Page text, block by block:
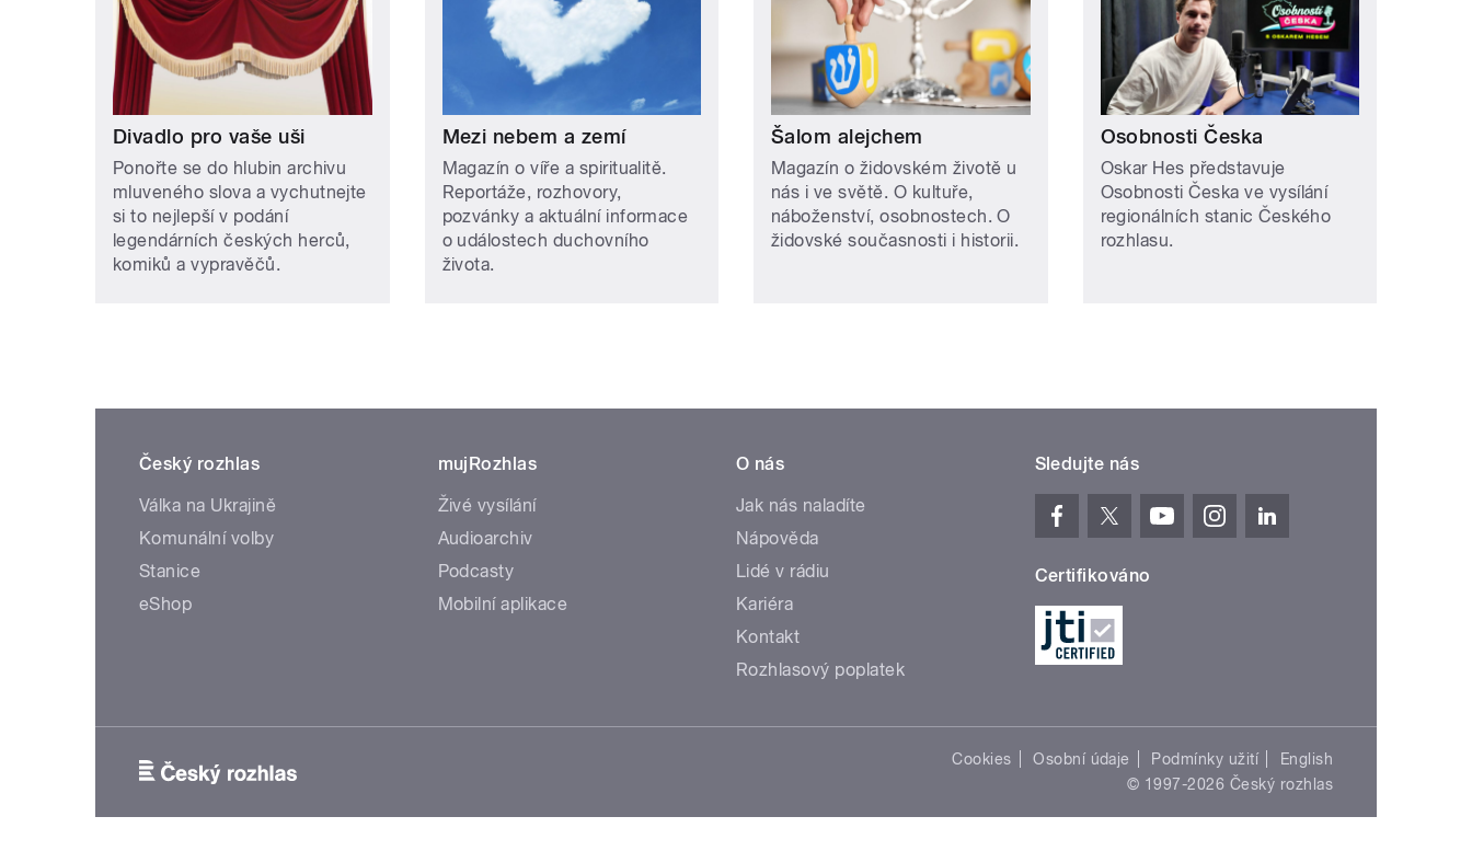
Divadlo pro vaše uši
Ponořte se do hlubin archivu
mluveného slova a vychutnejte
si to nejlepší v podání
legendárních českých herců,
komiků a vypravěčů.
Mezi nebem a zemí
Magazín o víře a spiritualitě.
Reportáže, rozhovory,
pozvánky a aktuální informace
o událostech duchovního
života.
Šalom alejchem
Magazín o židovském životě u
nás i ve světě. O kultuře,
náboženství, osobnostech. O
židovské současnosti i historii.
Osobnosti Česka
Oskar Hes představuje
Osobnosti Česka ve vysílání
regionálních stanic Českého
rozhlasu.
Český rozhlas
Válka na Ukrajině
Komunální volby
Stanice
eShop
mujRozhlas
Živé vysílání
Audioarchiv
Podcasty
Mobilní aplikace
O nás
Jak nás naladíte
Nápověda
Lidé v rádiu
Kariéra
Kontakt
Rozhlasový poplatek
Sledujte nás
Certifikováno
Cookies Osobní údaje Podmínky užití
English
© 1997-2026 Český rozhlas